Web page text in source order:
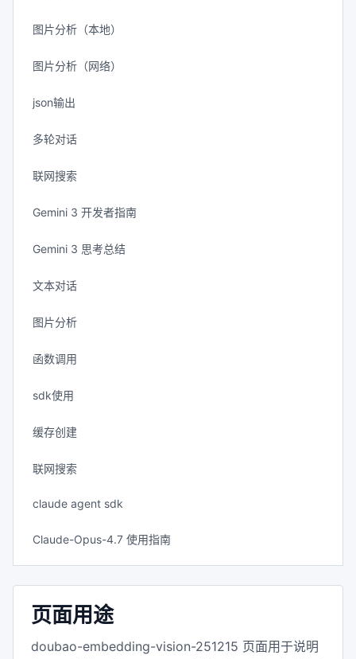
图片分析（本地）
图片分析（网络）
json输出
多轮对话
联网搜索
Gemini 3 开发者指南
Gemini 3 思考总结
文本对话
图片分析
函数调用
sdk使用
缓存创建
联网搜索
claude agent sdk
Claude-Opus-4.7 使用指南
页面用途
doubao-embedding-vision-251215 页面用于说明